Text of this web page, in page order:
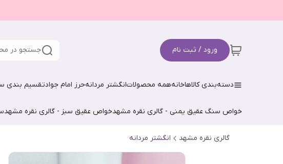
ورود / ثبت نام جستجو در
دسته‌بندی کالاهاخانههمه محصولاتانگشتر مردانهحرز امام جوادتقسیم بندی
خواص سنگ عقیق یمنی - گالری نقره مشهدخواص عقیق سبز - گالری نقره مشهد
گالری نقره مشهد انگشتر مردانه